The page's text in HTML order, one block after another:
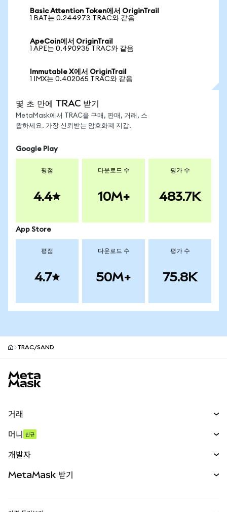
Basic Attention Token에서 OriginTrail
1 BAT는 0.244973 TRAC와 같음
ApeCoin에서 OriginTrail
1 APE는 0.490935 TRAC와 같음
Immutable X에서 OriginTrail
1 IMX는 0.402065 TRAC와 같음
몇 초 만에 TRAC 받기
MetaMask에서 TRAC을 구매, 판매, 거래, 스
왑하세요. 가장 신뢰받는 암호화폐 지갑.
Google Play
평점
4.4
다운로드 수
10M+
평가 수
483.7K
App Store
평점
4.7
다운로드 수
50M+
평가 수
75.8K
TRAC/SAND
거래
무기한 선물
실물자산
머니 신규
개발자
MetaMask 받기